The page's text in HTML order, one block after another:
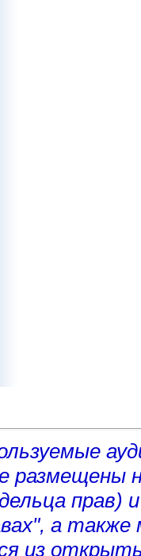
размещены
прав)
а
из